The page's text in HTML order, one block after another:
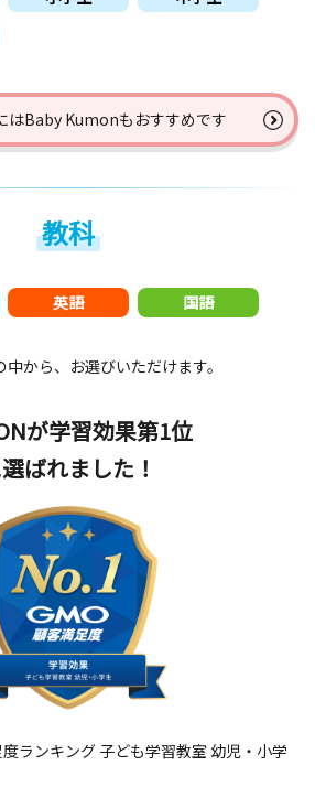
はBaby Kumonもおすすめです
教科
英語 国語
から、お選びいただけます。
が学習効果第1位
ばれました！
ランキング 子ども学習教室 幼児・小学